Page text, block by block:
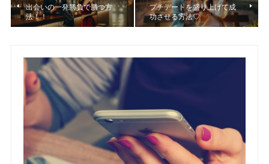
出会いの一発勝負で勝つ方
法！！
プチデートを盛り上げて成
功させる方法♡